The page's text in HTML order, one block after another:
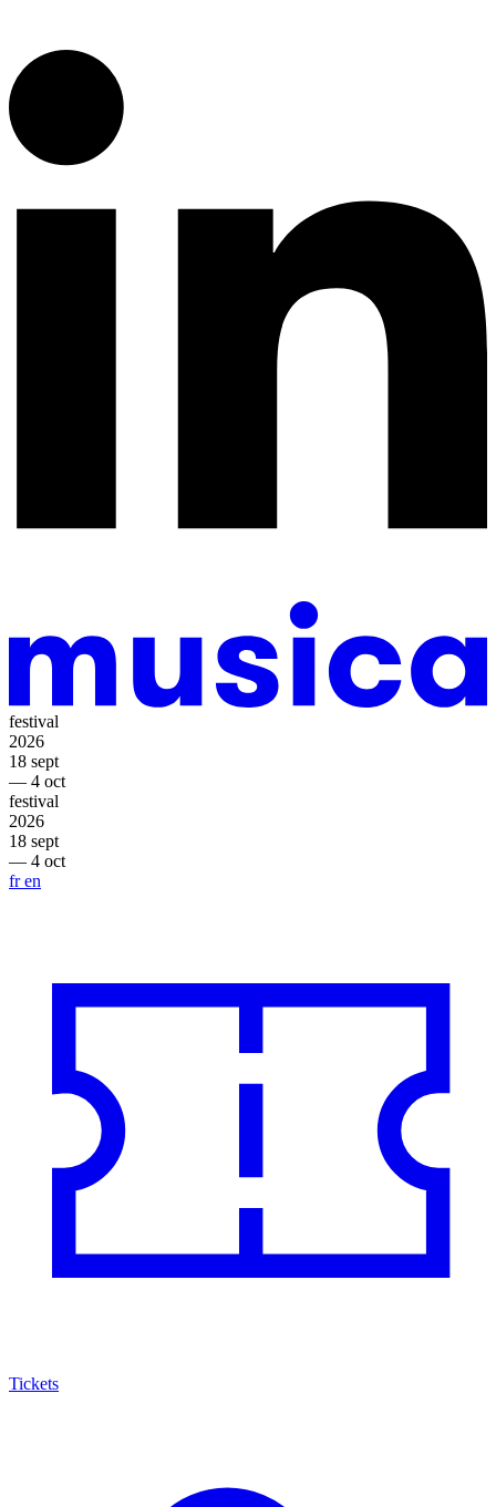
festival
2026
18 sept
— 4 oct
festival
2026
18 sept
— 4 oct
fren
Tickets